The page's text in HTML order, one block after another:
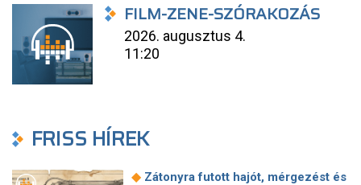
FILM-ZENE-SZÓRAKOZÁS
2026. augusztus 4.
11:20
FRISS HÍREK
◆ Zátonyra futott hajót, mérgezést és